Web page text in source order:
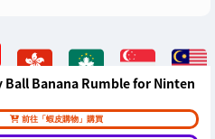
Ball Banana Rumble for Ninten
前往「蝦皮購物」購買